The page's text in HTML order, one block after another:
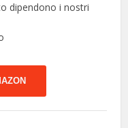
dipendono i nostri